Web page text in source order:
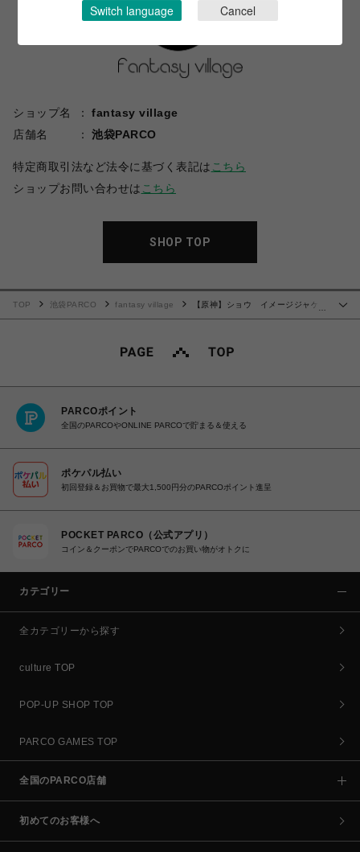
ショップ名
fantasy village
店舗名
池袋PARCO
特定商取引法など法令に基づく表記は こちら
ショップお問い合わせは こちら
SHOP TOP
TOP 池袋PARCO fantasy village
【原神】ショウ イメージジャケッ
PARCOポイント
全国のPARCOやONLINE PARCOで貯まる＆使える
ポケパル払い
初回登録＆お買物で最大1,500円分のPARCOポイント進呈
POCKET PARCO（公式アプリ）
コイン＆クーポンでPARCOでのお買い物がオトクに
カテゴリー
全カテゴリーから探す
culture TOP
POP-UP SHOP TOP
PARCO GAMES TOP
全国のPARCO店舗
初めてのお客様へ
Switch language Cancel